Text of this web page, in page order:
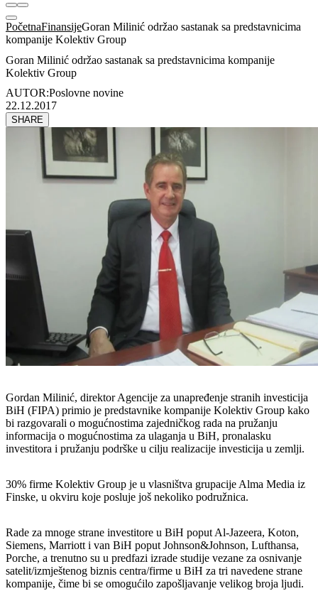
PočetnaFinansijeGoran Milinić održao sastanak sa predstavnicima
kompanije Kolektiv Group
Goran Milinić održao sastanak sa predstavnicima kompanije
Kolektiv Group
AUTOR:Poslovne novine
22.12.2017
SHARE
Gordan Milinić, direktor Agencije za unapređenje stranih investicija
BiH (FIPA) primio je predstavnike kompanije Kolektiv Group kako
bi razgovarali o mogućnostima zajedničkog rada na pružanju
informacija o mogućnostima za ulaganja u BiH, pronalasku
investitora i pružanju podrške u cilju realizacije investicija u zemlji.
30% firme Kolektiv Group je u vlasništva grupacije Alma Media iz
Finske, u okviru koje posluje još nekoliko podružnica.
Rade za mnoge strane investitore u BiH poput Al-Jazeera, Koton,
Siemens, Marriott i van BiH poput Johnson&Johnson, Lufthansa,
Porche, a trenutno su u predfazi izrade studije vezane za osnivanje
satelit/izmještenog biznis centra/firme u BiH za tri navedene strane
kompanije, čime bi se omogućilo zapošljavanje velikog broja ljudi.